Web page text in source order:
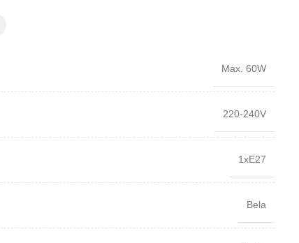
Max. 60W
220-240V
1xE27
Bela